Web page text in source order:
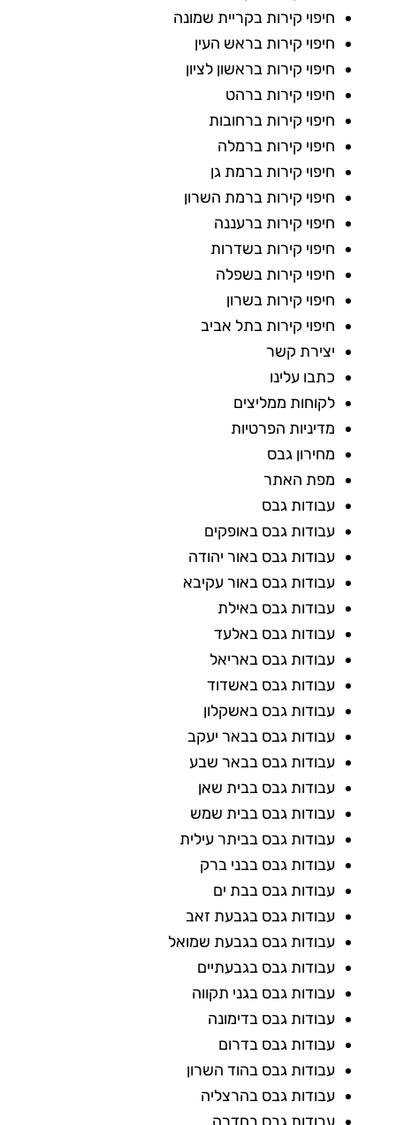
חיפוי קירות בקריית שמונה
חיפוי קירות בראש העין
חיפוי קירות בראשון לציון
חיפוי קירות ברהט
חיפוי קירות ברחובות
חיפוי קירות ברמלה
חיפוי קירות ברמת גן
חיפוי קירות ברמת השרון
חיפוי קירות ברעננה
חיפוי קירות בשדרות
חיפוי קירות בשפלה
חיפוי קירות בשרון
חיפוי קירות בתל אביב
יצירת קשר
כתבו עלינו
לקוחות ממליצים
מדיניות הפרטיות
מחירון גבס
מפת האתר
עבודות גבס
עבודות גבס באופקים
עבודות גבס באור יהודה
עבודות גבס באור עקיבא
עבודות גבס באילת
עבודות גבס באלעד
עבודות גבס באריאל
עבודות גבס באשדוד
עבודות גבס באשקלון
עבודות גבס בבאר יעקב
עבודות גבס בבאר שבע
עבודות גבס בבית שאן
עבודות גבס בבית שמש
עבודות גבס בביתר עילית
עבודות גבס בבני ברק
עבודות גבס בבת ים
עבודות גבס בגבעת זאב
עבודות גבס בגבעת שמואל
עבודות גבס בגבעתיים
עבודות גבס בגני תקווה
עבודות גבס בדימונה
עבודות גבס בדרום
עבודות גבס בהוד השרון
עבודות גבס בהרצליה